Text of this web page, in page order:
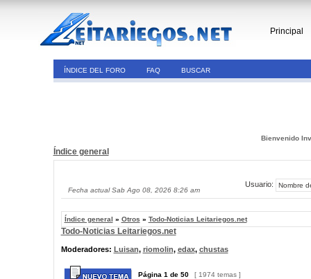
Principal
ÍNDICE DEL FORO FAQ BUSCAR
Bienvenido
Índice general
Fecha actual Sab Ago 08, 2026 8:26 am
Usuario:
Índice general » Otros » Todo-Noticias Leitariegos.net
Todo-Noticias Leitariegos.net
Moderadores: Luisan, riomolin, edax, chustas
Página 1 de 50 [ 1974 temas ]